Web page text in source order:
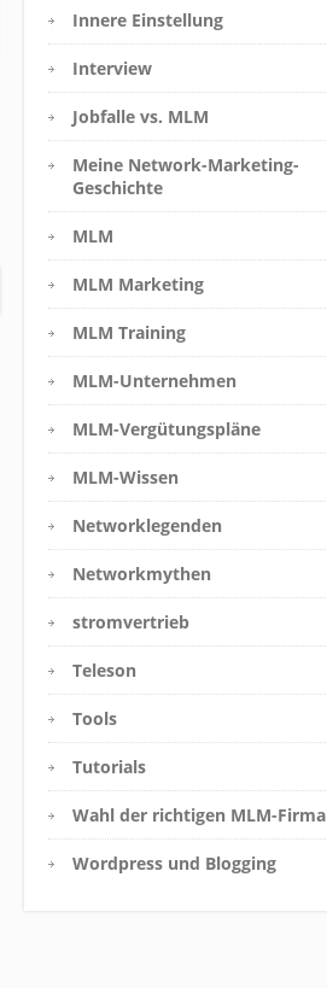
Innere Einstellung
Interview
Jobfalle vs. MLM
Meine Network-Marketing-
Geschichte
MLM
MLM Marketing
MLM Training
MLM-Unternehmen
MLM-Vergütungspläne
MLM-Wissen
Networklegenden
Networkmythen
stromvertrieb
Teleson
Tools
Tutorials
Wahl der richtigen MLM-Firma
Wordpress und Blogging